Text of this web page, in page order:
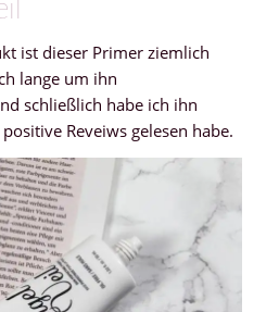
ist dieser Primer ziemlich
lange um ihn
schließlich habe ich ihn
Reveiws gelesen habe.